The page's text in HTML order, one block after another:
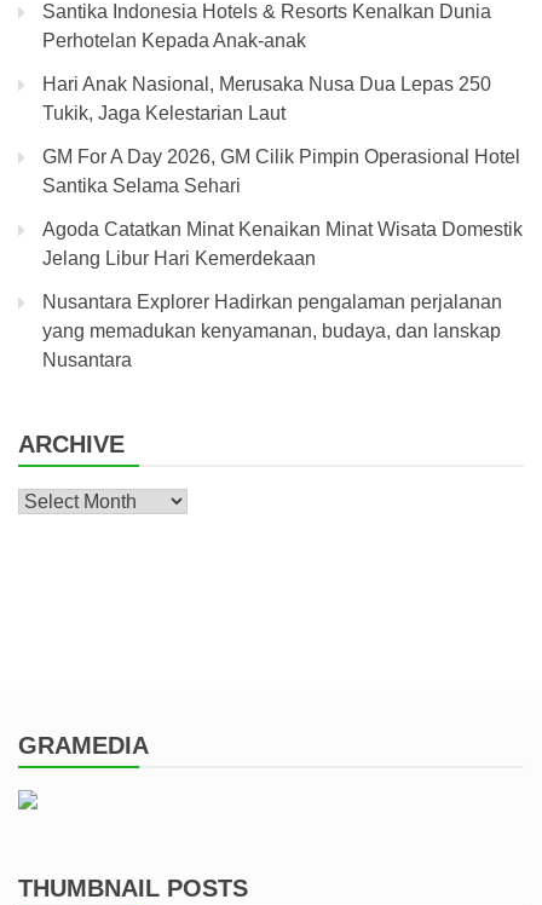
Santika Indonesia Hotels & Resorts Kenalkan Dunia
Perhotelan Kepada Anak-anak
Hari Anak Nasional, Merusaka Nusa Dua Lepas 250
Tukik, Jaga Kelestarian Laut
GM For A Day 2026, GM Cilik Pimpin Operasional Hotel
Santika Selama Sehari
Agoda Catatkan Minat Kenaikan Minat Wisata Domestik
Jelang Libur Hari Kemerdekaan
Nusantara Explorer Hadirkan pengalaman perjalanan
yang memadukan kenyamanan, budaya, dan lanskap
Nusantara
ARCHIVE
Archive
GRAMEDIA
THUMBNAIL POSTS